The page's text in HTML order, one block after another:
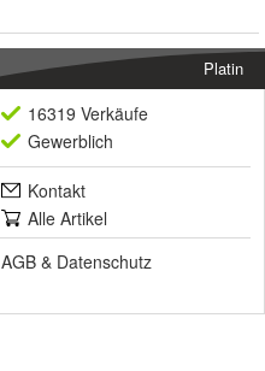
Platin
16319 Verkäufe
Gewerblich
Kontakt
Alle Artikel
AGB & Datenschutz